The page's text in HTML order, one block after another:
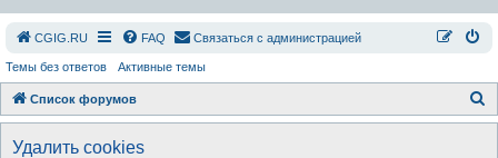
СGIG.RU FAQ Связаться с администрацией
Темы без ответов Активные темы
Список форумов
о
Удалить cookies